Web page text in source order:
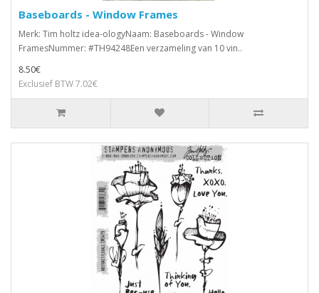
Baseboards - Window Frames
Merk: Tim holtz idea-ologyNaam: Baseboards - Window
FramesNummer: #TH94248Een verzameling van 10 vin..
8.50€
Exclusief BTW 7.02€